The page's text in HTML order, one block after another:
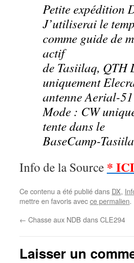
Petite expédition
J’utiliserai le
comme guide de
actif
de Tasiilaq, QTH
uniquement
antenne Aerial-
Mode : CW
tente dans le
BaseCamp-
Info de la Source * ICI
Ce contenu a été publié dans DX,
mettre en favoris avecce permalien.
← Chasse aux NDB dans CLE294
Laisser un